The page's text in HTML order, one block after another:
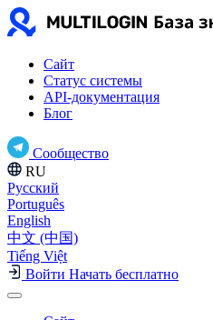
Сайт
Статус системы
API-документация
Блог
Сообщество
RU
Русский
Português
English
中文 (中国)
Tiếng Việt
Войти Начать бесплатно